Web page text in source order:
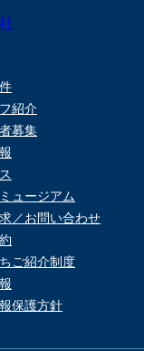
紹介
募集
ュージアム
／お問い合わせ
ご紹介制度
保護方針